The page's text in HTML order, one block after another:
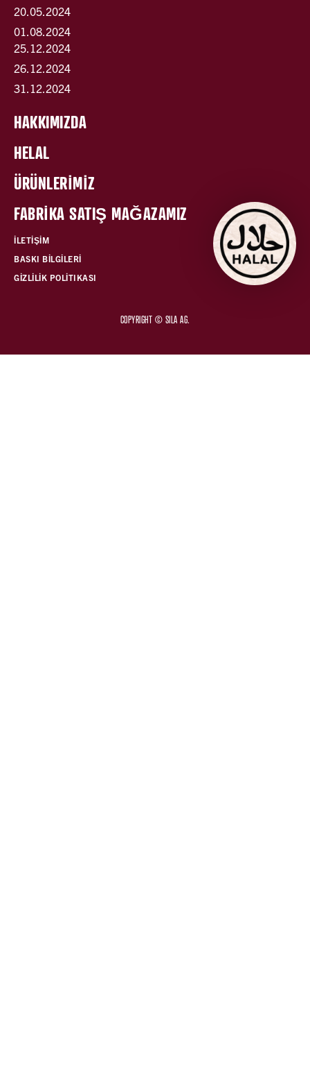
20.05.2024
01.08.2024
25.12.2024
26.12.2024
31.12.2024
HAKKIMIZDA
HELAL
ÜRÜNLERİMİZ
FABRİKA SATIŞ MAĞAZAMIZ
İLETİŞİM
BASKI BİLGİLERİ
GİZLİLİK POLİTIKASI
COPYRIGHT © SILA AG.